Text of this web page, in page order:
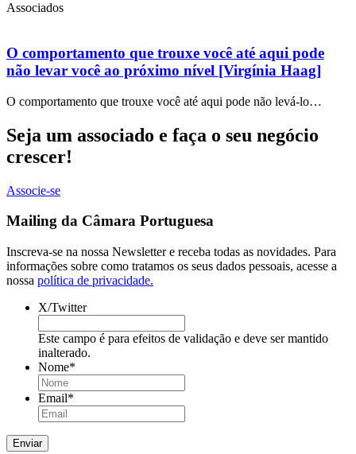
Associados
O comportamento que trouxe você até aqui pode
não levar você ao próximo nível [Virgínia Haag]
O comportamento que trouxe você até aqui pode não levá-lo…
Seja um associado e faça o seu negócio
crescer!
Associe-se
Mailing da Câmara Portuguesa
Inscreva-se na nossa Newsletter e receba todas as novidades. Para
informações sobre como tratamos os seus dados pessoais, acesse a
nossa política de privacidade.
X/Twitter
Este campo é para efeitos de validação e deve ser mantido
inalterado.
Nome*
Email*